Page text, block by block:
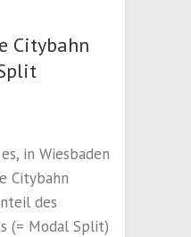
Citybahn
in Wiesbaden
Citybahn
des
(= Modal Split)